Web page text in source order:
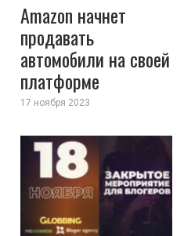
Amazon начнет
продавать
автомобили на своей
платформе
17 ноября 2023